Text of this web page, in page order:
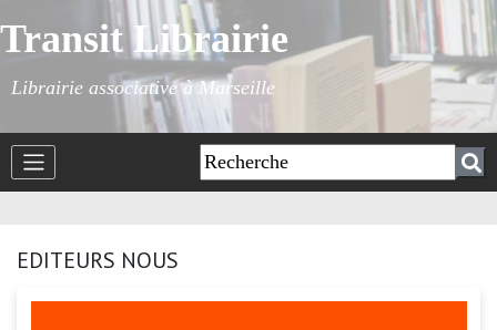
Transit Librairie
Librairie associative à Marseille
EDITEURS NOUS